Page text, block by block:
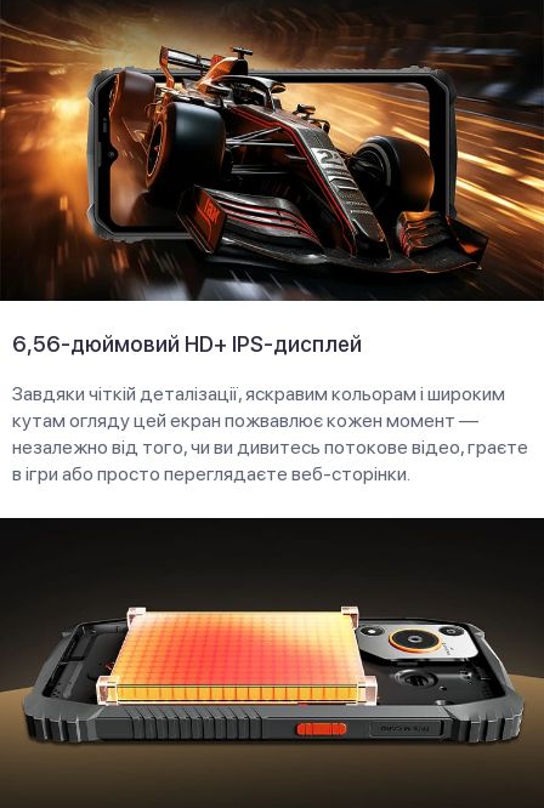
6,56-дюймовий HD+ IPS-дисплей
Завдяки чіткій деталізації, яскравим кольорам і широким
кутам огляду цей екран пожвавлює кожен момент —
незалежно від того, чи ви дивитесь потокове відео, граєте
в ігри або просто переглядаєте веб-сторінки.